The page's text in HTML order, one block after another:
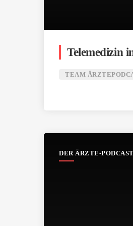
Telemedizin
TEAM
DER ÄRZTE-PODCAST